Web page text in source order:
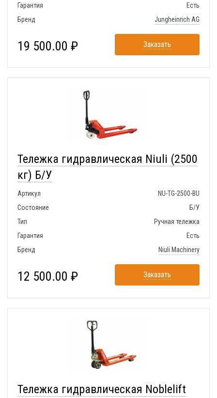
Гарантия
Есть
Бренд
Jungheinrich AG
19 500.00 ₽ Заказать
Тележка гидравлическая Niuli (2500
кг) Б/У
Артикул
NU-TG-2500-BU
Состояние
Б/У
Тип
Ручная тележка
Гарантия
Есть
Бренд
Niuli Machinery
12 500.00 ₽ Заказать
Тележка гидравлическая Noblelift